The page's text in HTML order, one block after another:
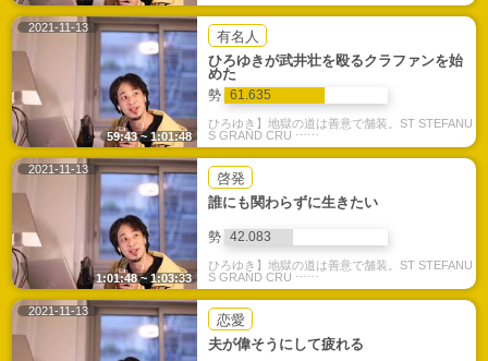
2021-11-13
有名人
ひろゆきが武井壮を殴るクラファンを始
めた
勢 61.635
ひろゆき】地獄の道は善意で舗装。ST STEFANU
S GRAND CRU ⋯⋯
59:43 ~ 1:01:48
2021-11-13
啓発
誰にも関わらずに生きたい
勢 42.083
ひろゆき】地獄の道は善意で舗装。ST STEFANU
S GRAND CRU ⋯⋯
1:01:48 ~ 1:03:33
2021-11-13
恋愛
夫が偉そうにして疲れる